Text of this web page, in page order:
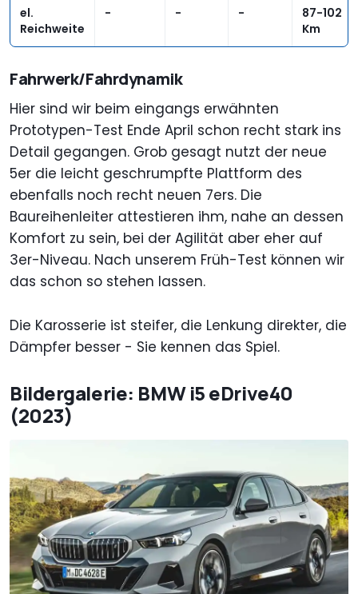
el.
Reichweite
- - -
87-102
Km
Fahrwerk/Fahrdynamik
Hier sind wir beim eingangs erwähnten
Prototypen-Test Ende April schon recht stark ins
Detail gegangen. Grob gesagt nutzt der neue
5er die leicht geschrumpfte Plattform des
ebenfalls noch recht neuen 7ers. Die
Baureihenleiter attestieren ihm, nahe an dessen
Komfort zu sein, bei der Agilität aber eher auf
3er-Niveau. Nach unserem Früh-Test können wir
das schon so stehen lassen.
Die Karosserie ist steifer, die Lenkung direkter, die
Dämpfer besser - Sie kennen das Spiel.
Bildergalerie: BMW i5 eDrive40
(2023)